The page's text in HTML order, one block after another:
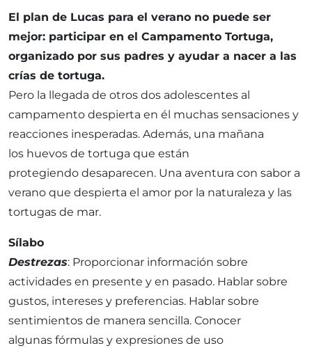
El plan de Lucas para el verano no puede ser
mejor: participar en el Campamento Tortuga,
organizado por sus padres y ayudar a nacer a las
crías de tortuga.
Pero la llegada de otros dos adolescentes al
campamento despierta en él muchas sensaciones y
reacciones inesperadas. Además, una mañana
los huevos de tortuga que están
protegiendo desaparecen. Una aventura con sabor a
verano que despierta el amor por la naturaleza y las
tortugas de mar.
Sílabo
Destrezas: Proporcionar información sobre
actividades en presente y en pasado. Hablar sobre
gustos, intereses y preferencias. Hablar sobre
sentimientos de manera sencilla. Conocer
algunas fórmulas y expresiones de uso